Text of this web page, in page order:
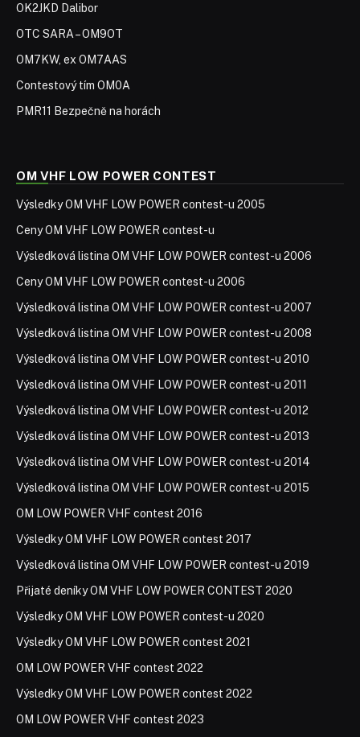
OK2JKD Dalibor
OTC SARA – OM9OT
OM7KW, ex OM7AAS
Contestový tím OM0A
PMR11 Bezpečně na horách
OM VHF LOW POWER CONTEST
Výsledky OM VHF LOW POWER contest-u 2005
Ceny OM VHF LOW POWER contest-u
Výsledková listina OM VHF LOW POWER contest-u 2006
Ceny OM VHF LOW POWER contest-u 2006
Výsledková listina OM VHF LOW POWER contest-u 2007
Výsledková listina OM VHF LOW POWER contest-u 2008
Výsledková listina OM VHF LOW POWER contest-u 2010
Výsledková listina OM VHF LOW POWER contest-u 2011
Výsledková listina OM VHF LOW POWER contest-u 2012
Výsledková listina OM VHF LOW POWER contest-u 2013
Výsledková listina OM VHF LOW POWER contest-u 2014
Výsledková listina OM VHF LOW POWER contest-u 2015
OM LOW POWER VHF contest 2016
Výsledky OM VHF LOW POWER contest 2017
Výsledková listina OM VHF LOW POWER contest-u 2019
Přijaté deníky OM VHF LOW POWER CONTEST 2020
Výsledky OM VHF LOW POWER contest-u 2020
Výsledky OM VHF LOW POWER contest 2021
OM LOW POWER VHF contest 2022
Výsledky OM VHF LOW POWER contest 2022
OM LOW POWER VHF contest 2023